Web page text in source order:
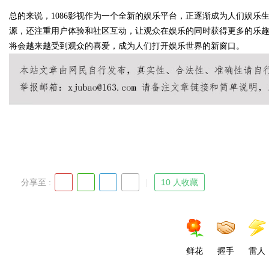
总的来说，1086影视作为一个全新的娱乐平台，正逐渐成为人们娱乐
源，还注重用户体验和社区互动，让观众在娱乐的同时获得更多的乐
将会越来越受到观众的喜爱，成为人们打开娱乐世界的新窗口。
分享至 : 10 人收藏
鲜花 握手 雷人